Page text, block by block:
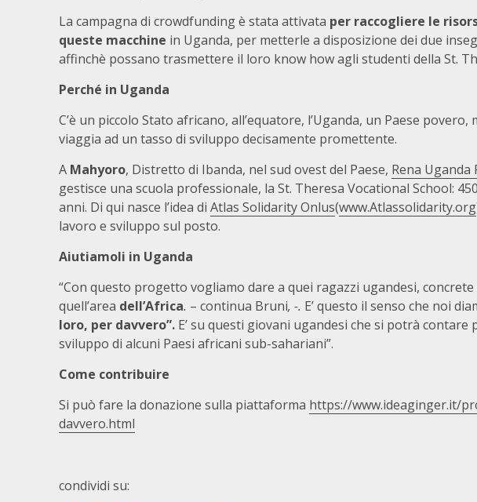
La campagna di crowdfunding è stata attivata per raccogliere le
queste macchine in Uganda, per metterle a disposizione dei due
affinchè possano trasmettere il loro know how agli studenti della St.
Perché in Uganda
C’è un piccolo Stato africano, all’equatore, l’Uganda, un Paese
viaggia ad un tasso di sviluppo decisamente promettente.
A Mahyoro, Distretto di Ibanda, nel sud ovest del Paese, Rena
gestisce una scuola professionale, la St. Theresa Vocational School:
anni. Di qui nasce l’idea di Atlas Solidarity Onlus(www.Atlassolidarity.org
lavoro e sviluppo sul posto.
Aiutiamoli in Uganda
“Con questo progetto vogliamo dare a quei ragazzi ugandesi,
quell’area dell’Africa. – continua Bruni, -. E’ questo il senso che noi
loro, per davvero”. E’ su questi giovani ugandesi che si potrà contare
sviluppo di alcuni Paesi africani sub-sahariani”.
Come contribuire
Si può fare la donazione sulla piattaforma https://www.ideaginger.it/
davvero.html
condividi su: